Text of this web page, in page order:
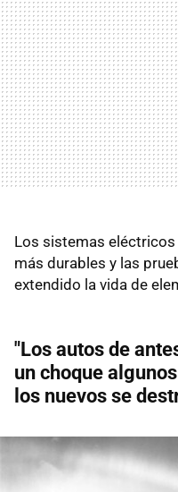
Los sistemas
más durables y las
extendido la vida de
"Los autos de
un choque
los nuevos se